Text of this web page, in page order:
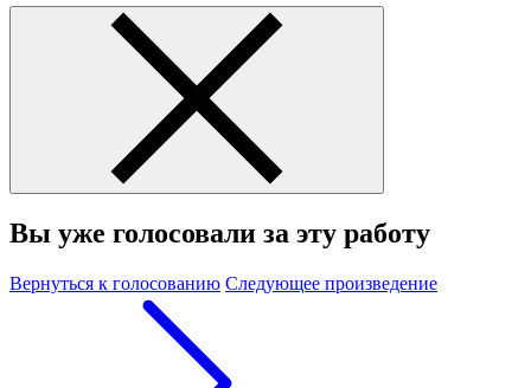
Вы уже голосовали за эту работу
Вернуться к голосованию Следующее произведение